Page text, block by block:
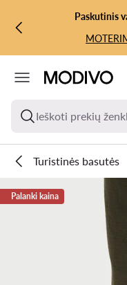
PEREITI PRIE
PEREITI Į PAIEŠKĄ
Paskutinis
Ieškoti prekių
Turistinės basutės
Palanki kaina